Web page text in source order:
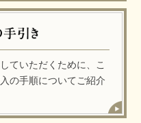
ていただくために、こ
の手順についてご紹介